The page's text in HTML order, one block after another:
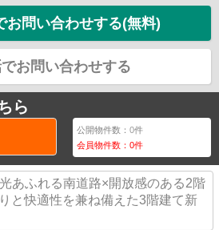
お問い合わせする(無料)
お問い合わせする
ら
公開物件数：0件
会員物件数：0件
あふれる南道路×開放感のある2階
と快適性を兼ね備えた3階建て新